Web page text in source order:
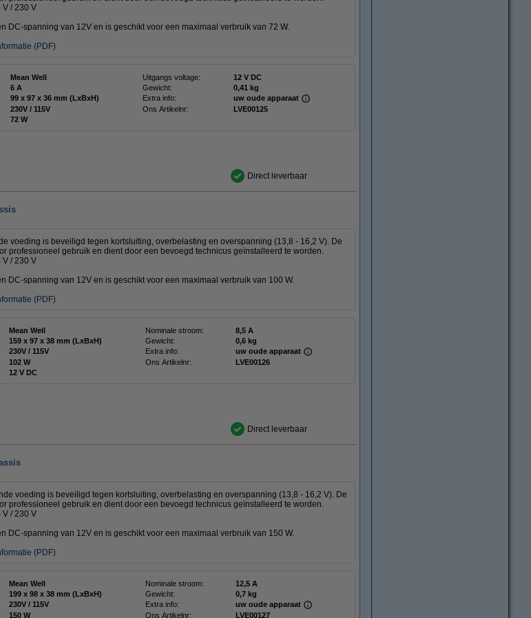
V / 230 V
DC-spanning van 12V en is geschikt voor een maximaal verbruik van 72 W.
(PDF)
Mean Well Uitgangs voltage:
12 V DC
6 A Gewicht:
0,41 kg
99 x 97 x 36 mm (LxBxH) Extra info:
uw oude apparaat
230V / 115V Ons Artikelnr:
LVE00125
72 W
Direct leverbaar
voeding is beveiligd tegen kortsluiting, overbelasting en overspanning (13,8 - 16,2 V). De
professioneel gebruik en dient door een bevoegd technicus geïnstalleerd te worden.
V / 230 V
DC-spanning van 12V en is geschikt voor een maximaal verbruik van 100 W.
(PDF)
Mean Well Nominale stroom:
8,5 A
159 x 97 x 38 mm (LxBxH) Gewicht:
0,6 kg
230V / 115V Extra info:
uw oude apparaat
102 W Ons Artikelnr:
LVE00126
12 V DC
Direct leverbaar
voeding is beveiligd tegen kortsluiting, overbelasting en overspanning (13,8 - 16,2 V). De
professioneel gebruik en dient door een bevoegd technicus geïnstalleerd te worden.
V / 230 V
DC-spanning van 12V en is geschikt voor een maximaal verbruik van 150 W.
(PDF)
Mean Well Nominale stroom:
12,5 A
199 x 98 x 38 mm (LxBxH) Gewicht:
0,7 kg
230V / 115V Extra info:
uw oude apparaat
150 W Ons Artikelnr: LVE00127